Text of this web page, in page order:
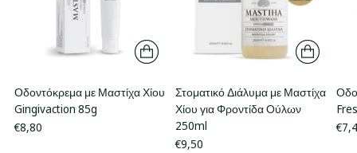
Οδοντόκρεμα με Μαστίχα Χίου
Gingivaction 85g
€8,80
Στοματικό Διάλυμα με Μαστίχα
Χίου για Φροντίδα Ούλων
250ml
€9,50